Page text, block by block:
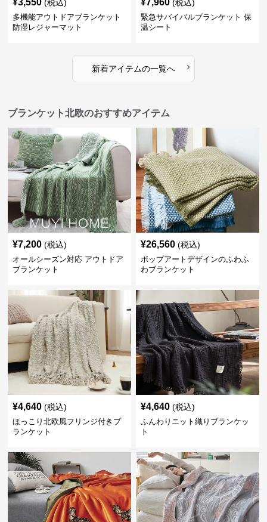
¥3,550 (税込)
多機能アウトドアブランケット
防湿レジャーマット
¥7,960 (税込)
緊急サバイバルブランケット 保
温シート
新着アイテムの一覧へ ›
ブランケット北欧のおすすめアイテム
¥7,200 (税込)
オールシーズン対応 アウトドア
ブランケット
¥26,560 (税込)
ポップアートデザインのふわふ
わブランケット
¥4,640 (税込)
ほっこり北欧風フリンジ付きブ
ランケット
¥4,640 (税込)
ふんわりニット織りブランケッ
ト